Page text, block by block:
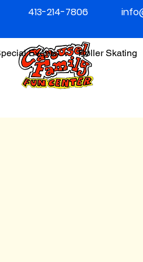
Events Roller Skating
413-214-7806